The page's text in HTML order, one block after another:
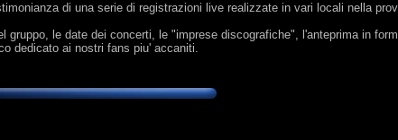
di una serie di registrazioni live realizzate in vari locali nella
le date dei concerti, le "imprese discografiche", l'anteprima in
dedicato ai nostri fans piu' accaniti.